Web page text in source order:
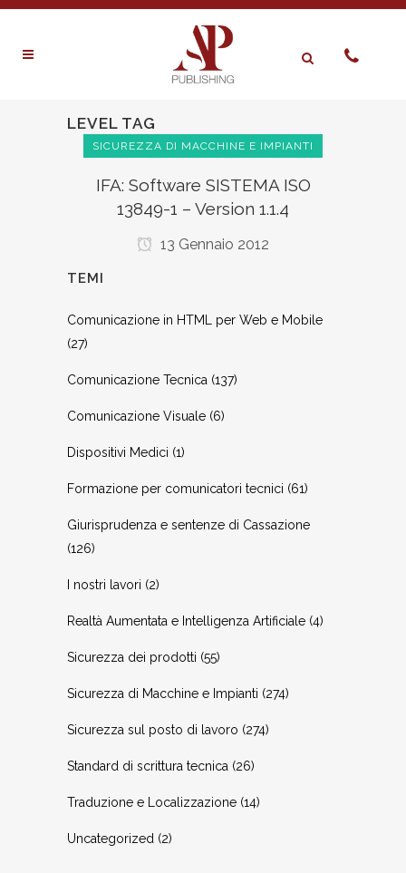
LEVEL TAG
SICUREZZA DI MACCHINE E IMPIANTI
IFA: Software SISTEMA ISO
13849-1 – Version 1.1.4
13 Gennaio 2012
TEMI
Comunicazione in HTML per Web e Mobile
(27)
Comunicazione Tecnica (137)
Comunicazione Visuale (6)
Dispositivi Medici (1)
Formazione per comunicatori tecnici (61)
Giurisprudenza e sentenze di Cassazione
(126)
I nostri lavori (2)
Realtà Aumentata e Intelligenza Artificiale (4)
Sicurezza dei prodotti (55)
Sicurezza di Macchine e Impianti (274)
Sicurezza sul posto di lavoro (274)
Standard di scrittura tecnica (26)
Traduzione e Localizzazione (14)
Uncategorized (2)